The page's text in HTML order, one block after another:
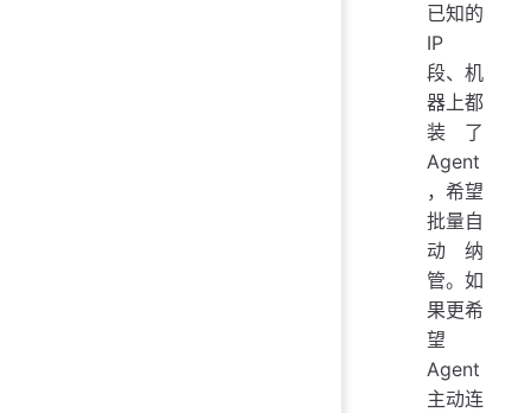
已知的
IP
段、机
器上都
装了
Agent
，希望
批量自
动纳
管。如
果更希
望
Agent
主动连